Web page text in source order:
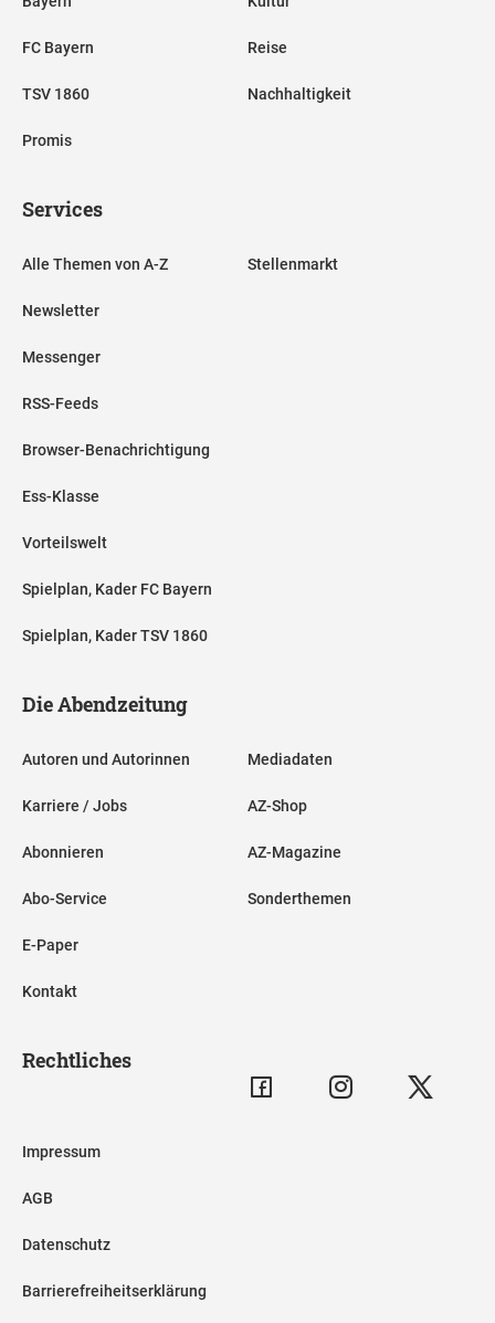
FC Bayern
TSV 1860
Promis
Reise
Nachhaltigkeit
Services
Alle Themen von A-Z
Newsletter
Messenger
RSS-Feeds
Browser-Benachrichtigung
Ess-Klasse
Vorteilswelt
Spielplan, Kader FC Bayern
Spielplan, Kader TSV 1860
Stellenmarkt
Die Abendzeitung
Autoren und Autorinnen
Karriere / Jobs
Abonnieren
Abo-Service
E-Paper
Kontakt
Mediadaten
AZ-Shop
AZ-Magazine
Sonderthemen
Rechtliches
Impressum
AGB
Datenschutz
Barrierefreiheitserklärung